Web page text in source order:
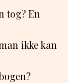
tog? En
ikke kan